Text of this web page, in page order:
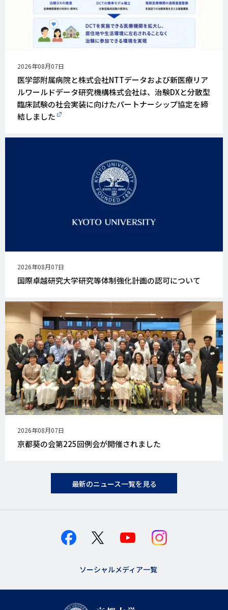
公
開
日
2026年08月07日
医学部附属病院と株式会社NTTデータおよび新医療リア
ルワールドデータ研究機構株式会社は、治験DXと分散型
臨床試験の社会実装に向けたパートナーシップ協定を締
結しました
公
開
日
2026年08月07日
国際卓越研究大学研究等体制強化計画の認可について
公
開
日
2026年08月07日
京都葵の会第225回例会が開催されました
最新のニュース一覧を見る
ソーシャルメディア一覧